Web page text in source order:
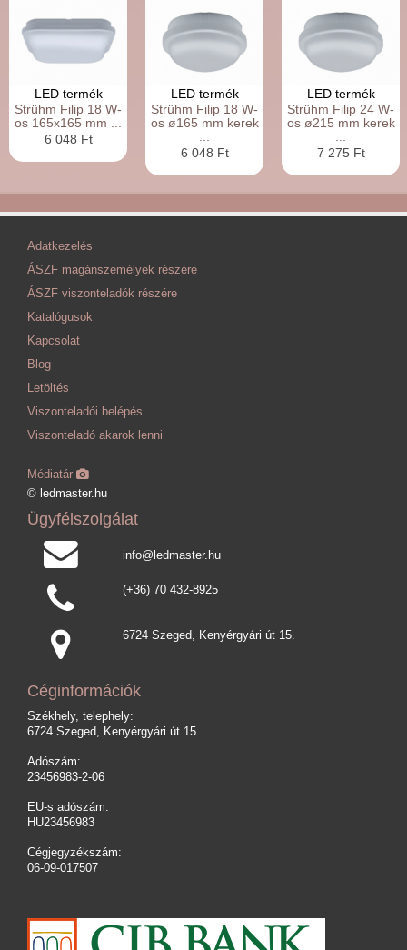
LED termék
Strühm Filip 18 W-
os 165x165 mm ...
6 048 Ft
LED termék
Strühm Filip 18 W-
os ø165 mm kerek
6 048 Ft
LED termék
Strühm Filip 24 W-
os ø215 mm kerek
7 275 Ft
Adatkezelés
ÁSZF magánszemélyek részére
ÁSZF viszonteladók részére
Katalógusok
Kapcsolat
Blog
Letöltés
Viszonteladói belépés
Viszonteladó akarok lenni
Médiatár
© ledmaster.hu
Ügyfélszolgálat
info@ledmaster.hu
(+36) 70 432-8925
6724 Szeged, Kenyérgyári út 15.
Céginformációk
Székhely, telephely:
6724 Szeged, Kenyérgyári út 15.
Adószám:
23456983-2-06
EU-s adószám:
HU23456983
Cégjegyzékszám:
06-09-017507